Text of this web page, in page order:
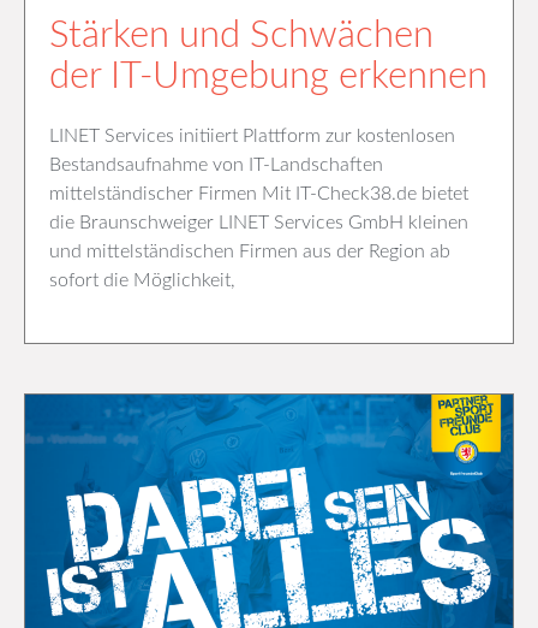
Stärken und Schwächen
der IT-Umgebung erkennen
LINET Services initiiert Plattform zur kostenlosen
Bestandsaufnahme von IT-Landschaften
mittelständischer Firmen Mit IT-Check38.de bietet
die Braunschweiger LINET Services GmbH kleinen
und mittelständischen Firmen aus der Region ab
sofort die Möglichkeit,